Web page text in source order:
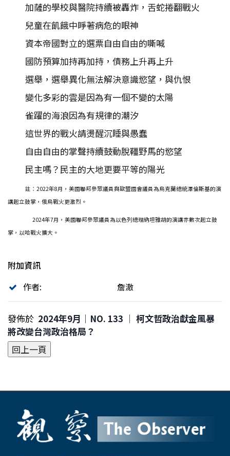
加薩的學校與醫院持續被轟炸，舌蛇捲翻戰火
兒童在飢餓中睜著病危的眼神
資本帝國對立的選票自由自由的嘶喊
國防預算加持再加持，債務上升再上升
選舉，選舉異化無法解決意識慾望，與仇恨
變化多彩的雲是因為有一個不變的太陽
雀躍的海浪因為有規律的潮汐
這世界的戰火請燙醒沉睡與愚蠢
自由自由的掌聲持續鼓動脫韁野馬的慾望
民主嗎？民主的大地更要平等的陽光
註：2022年8月，美國聯邦參眾議員與歐盟國會議員為烏克蘭總統澤倫斯基的演
講起立鼓掌，俄烏戰火更激烈。
2024年7月，美國聯邦參眾議員為以色列總理納坦雅胡的演講亦數次起立鼓
掌，以哈戰火擴大。
附加資訊
作者:
詹澈
發佈於 2024年9月｜NO. 133 │ 柯文哲政治獻金風暴
將改變台灣政治格局？